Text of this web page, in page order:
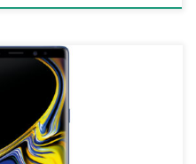
Funktionalität,
Electronics präsentiert sein
Mit seiner hochwertigen
Nutzer als auch Kunden,